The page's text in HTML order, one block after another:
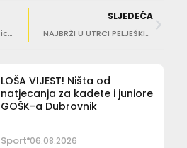
Marin Jukić odlazi s pozicije trenera MNK Squarea
SLJEDEĆA
NAJBRŽI U UTRCI PELJEŠKIM MOSTOM Željko Cota i Jelena Surjan, ostvaren i novi rekord
LOŠA VIJEST! Ništa od
natjecanja za kadete i juniore
GOŠK-a Dubrovnik
Sport 06.08.2026